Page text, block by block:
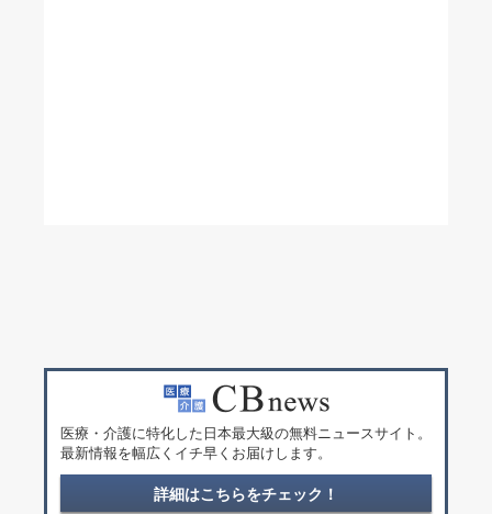
医療・介護に特化した日本最大級の無料ニュースサイト。
最新情報を幅広くイチ早くお届けします。
詳細はこちらをチェック！